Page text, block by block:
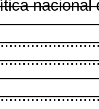
nacional